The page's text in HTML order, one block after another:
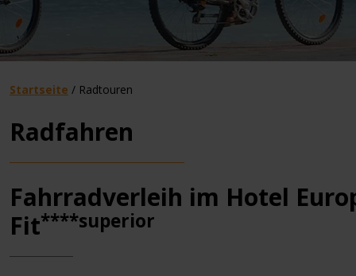
Startseite / Radtouren
Radfahren
Fahrradverleih im Hotel
Fit****superior